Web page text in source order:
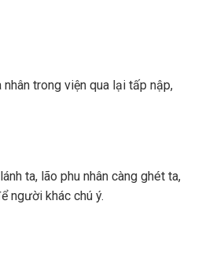
trong viện qua lại tấp nập,
ta, lão phu nhân càng ghét ta,
người khác chú ý.